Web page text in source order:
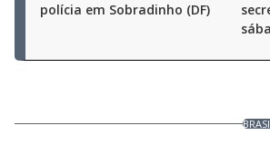
polícia em Sobradinho (DF)